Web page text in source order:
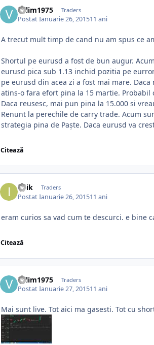
valim1975 Traders
PostatIanuarie 26, 201511 ani
A trecut mult timp de cand nu am spus ce
Shortul pe eurusd a fost de bun augur.
eurusd pica sub 1.13 inchid pozitia pe
pe eurusd din acea zi a fost mai mare.
atins-o fara efort pina la 15 martie. Probabil
Daca reusesc, mai pun pina la 15.000 si
Renunt la perechile de carry trade. Acum
strategia pina de Paşte. Daca eurusd va
Citează
iulik Traders
PostatIanuarie 26, 201511 ani
eram curios sa vad cum te descurci. e bine
Citează
valim1975 Traders
PostatIanuarie 27, 201511 ani
Mai sunt live. Tot aici ma gasesti. Tot cu